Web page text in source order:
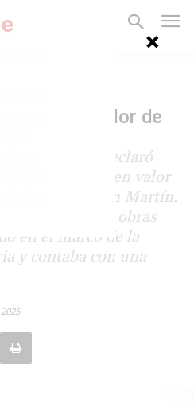
fracasó la
en valor de
declaró
para la puesta en valor
de la línea San Martín.
del paquete de obras
en el marco de la
y contaba con una